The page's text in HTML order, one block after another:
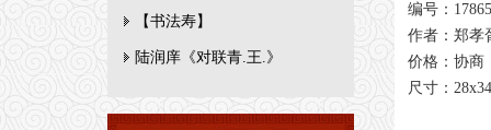
【书法寿】
陆润庠《对联青.王.》
编号：
作者：郑孝
价格：协商
尺寸：28x34